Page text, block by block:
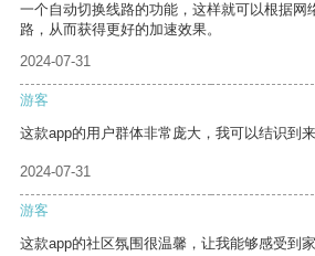
一个自动切换线路的功能，这样就可以根据网
路，从而获得更好的加速效果。
2024-07-31
游客
这款app的用户群体非常庞大，我可以结识到
2024-07-31
游客
这款app的社区氛围很温馨，让我能够感受到家